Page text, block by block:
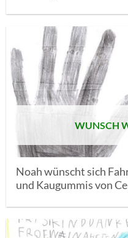
WUNSCH
Noah wünscht sich
und Kaugummis von